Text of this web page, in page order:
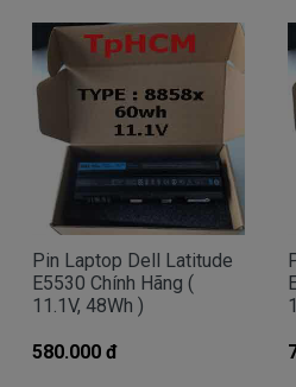
Tai tphcm nếu pin của
có thể đến Doctorlaptop Tại
- Doctorlaptop có đội
miễn phí cho các bạn nhé.
Bạn chưa biết pin này có
mình hay không?
Bạn chưa biết máy tính Dell
Pin Laptop Dell Latitude
E5530 Chính Hãng (
11.1V, 48Wh )
580.000 đ